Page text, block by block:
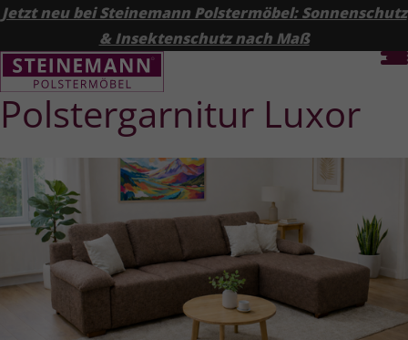
Jetzt neu bei Steinemann Polstermöbel: Sonnenschutz
& Insektenschutz nach Maß
Polster­garnitur Luxor